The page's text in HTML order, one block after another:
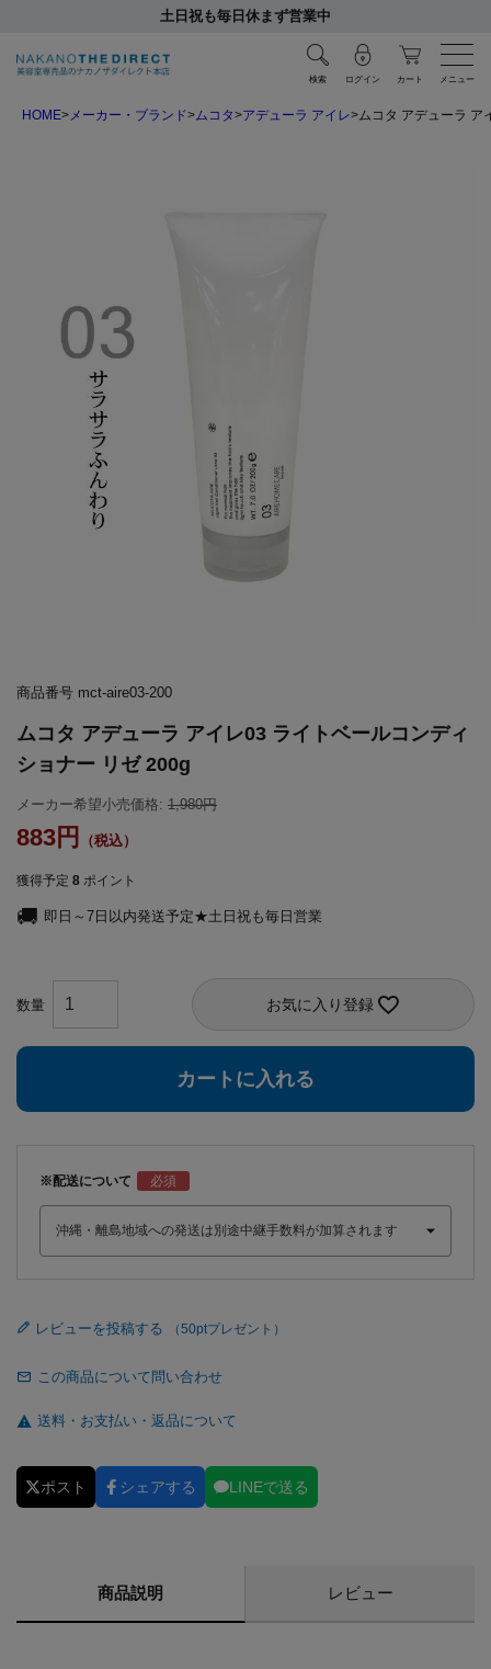
土日祝も毎日休まず営業中
検索 ログイン カート メニュー
HOME メーカー・ブランド ムコタ アデューラ アイレ ムコタ アデューラ ア
商品番号 mct-aire03-200
ムコタ アデューラ アイレ03 ライトベールコンディ
ショナー リゼ 200g
メーカー希望小売価格: 1,980
883
獲得予定 8 ポイント
即日～7日以内発送予定★土日祝も毎日営業
お気に入り登録
カートに入れる
※配送について
レビューを投稿する
この商品について問い合わせ
送料・お支払い・返品について
ポスト シェアする LINEで送る
商品説明 レビュー